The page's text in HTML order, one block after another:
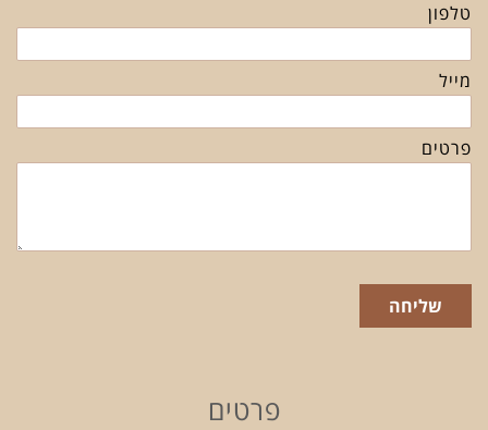
טלפון
מייל
פרטים
שליחה
פרטים